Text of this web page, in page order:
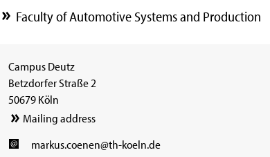
Faculty of Automotive Systems and Production
Campus Deutz
Betzdorfer Straße 2
50679 Köln
Mailing address
markus.coenen@th-koeln.de